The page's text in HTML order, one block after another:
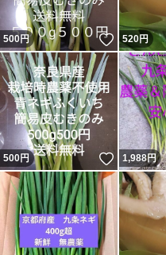
500円 いいね！
520円
500円 いいね！
1,988円